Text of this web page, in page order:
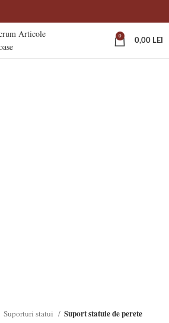
0
0,00 LEI
Suporturi statui Suport statuie de perete